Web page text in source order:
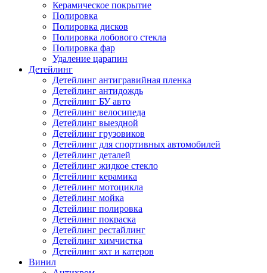
Керамическое покрытие
Полировка
Полировка дисков
Полировка лобового стекла
Полировка фар
Удаление царапин
Детейлинг
Детейлинг антигравийная пленка
Детейлинг антидождь
Детейлинг БУ авто
Детейлинг велосипеда
Детейлинг выездной
Детейлинг грузовиков
Детейлинг для спортивных автомобилей
Детейлинг деталей
Детейлинг жидкое стекло
Детейлинг керамика
Детейлинг мотоцикла
Детейлинг мойка
Детейлинг полировка
Детейлинг покраска
Детейлинг рестайлинг
Детейлинг химчистка
Детейлинг яхт и катеров
Винил